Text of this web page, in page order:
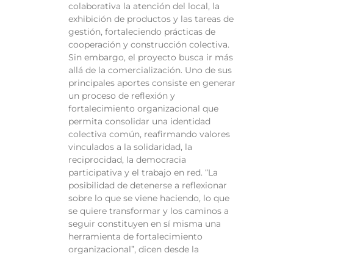
colaborativa la atención del local, la
exhibición de productos y las tareas de
gestión, fortaleciendo prácticas de
cooperación y construcción colectiva.
Sin embargo, el proyecto busca ir más
allá de la comercialización. Uno de sus
principales aportes consiste en generar
un proceso de reflexión y
fortalecimiento organizacional que
permita consolidar una identidad
colectiva común, reafirmando valores
vinculados a la solidaridad, la
reciprocidad, la democracia
participativa y el trabajo en red. “La
posibilidad de detenerse a reflexionar
sobre lo que se viene haciendo, lo que
se quiere transformar y los caminos a
seguir constituyen en sí misma una
herramienta de fortalecimiento
organizacional”, dicen desde la